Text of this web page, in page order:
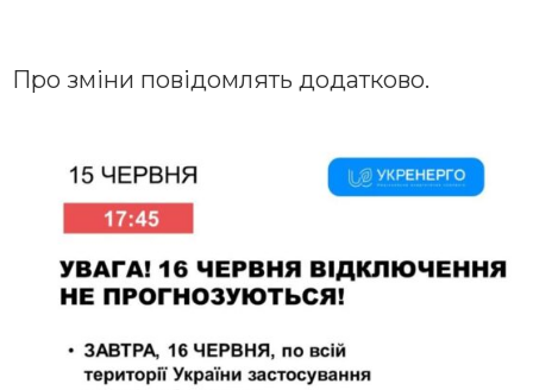
Про зміни повідомлять додатково.